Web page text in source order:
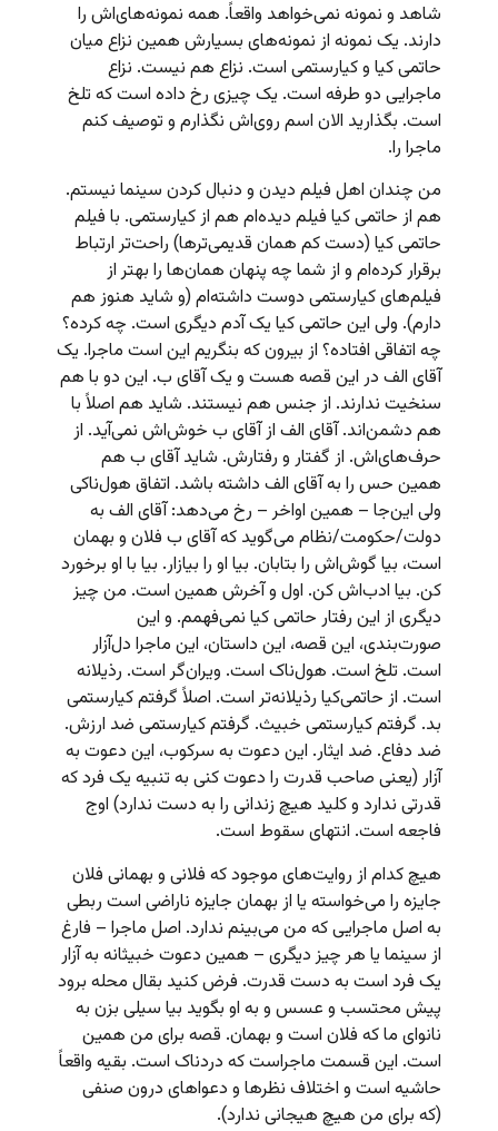
شاهد و نمونه نمی‌خواهد واقعاً. همه نمونه‌های‌اش را
دارند. یک نمونه از نمونه‌های بسیارش همین نزاع میان
حاتمی کیا و کیارستمی است. نزاع هم نیست. نزاع
ماجرایی دو طرفه است. یک چیزی رخ داده است که تلخ
است. بگذارید الان اسم روی‌اش نگذارم و توصیف کنم
ماجرا را.
من چندان اهل فیلم دیدن و دنبال کردن سینما نیستم.
هم از حاتمی کیا فیلم دیده‌ام هم از کیارستمی. با فیلم
حاتمی کیا (دست کم همان قدیمی‌ترها) راحت‌تر ارتباط
برقرار کرده‌ام و از شما چه پنهان همان‌ها را بهتر از
فیلم‌های کیارستمی دوست داشته‌ام (و شاید هنوز هم
دارم). ولی این حاتمی کیا یک آدم دیگری است. چه کرده؟
چه اتفاقی افتاده؟ از بیرون که بنگریم این است ماجرا. یک
آقای الف در این قصه هست و یک آقای ب. این دو با هم
سنخیت ندارند. از جنس هم نیستند. شاید هم اصلاً با
هم دشمن‌اند. آقای الف از آقای ب خوش‌اش نمی‌آید. از
حرف‌های‌اش. از گفتار و رفتارش. شاید آقای ب هم
همین حس را به آقای الف داشته باشد. اتفاق هول‌ناکی
ولی این‌جا – همین اواخر – رخ می‌دهد: آقای الف به
دولت/حکومت/نظام می‌‌گوید که آقای ب فلان و بهمان
است، بیا گوش‌اش را بتابان. بیا او را بیازار. بیا با او برخورد
کن. بیا ادب‌اش کن. اول و آخرش همین است. من چیز
دیگری از این رفتار حاتمی کیا نمی‌فهمم. و این
صورت‌بندی، این قصه، این داستان، این ماجرا دل‌آزار
است. تلخ است. هول‌ناک است. ویران‌گر است. رذیلانه
است. از حاتمی‌کیا رذیلانه‌تر است. اصلاً گرفتم کیارستمی
بد. گرفتم کیارستمی خبیث. گرفتم کیارستمی ضد ارزش.
ضد دفاع. ضد ایثار. این دعوت به سرکوب، این دعوت به
آزار (یعنی صاحب قدرت را دعوت کنی به تنبیه یک فرد که
قدرتی ندارد و کلید هیچ زندانی را به دست ندارد) اوج
فاجعه است. انتهای سقوط است.
هیچ کدام از روایت‌های موجود که فلانی و بهمانی فلان
جایزه را می‌خواسته یا از بهمان جایزه ناراضی است ربطی
به اصل ماجرایی که من می‌بینم ندارد. اصل ماجرا – فارغ
از سینما یا هر چیز دیگری – همین دعوت خبیثانه به آزار
یک فرد است به دست قدرت. فرض کنید بقال محله برود
پیش محتسب و عسس و به او بگوید بیا سیلی بزن به
نانوای ما که فلان است و بهمان. قصه برای من همین
است. این قسمت ماجراست که دردناک است. بقیه واقعاً
حاشیه است و اختلاف نظرها و دعواهای درون صنفی
(که برای من هیچ هیجانی ندارد).